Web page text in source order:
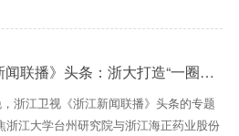
》头条：浙大打造“一圈一网一高地”校地企合力建强创新生态
浙江卫视《浙江新闻联播》头条的专题
浙江大学台州研究院与浙江海正药业股份